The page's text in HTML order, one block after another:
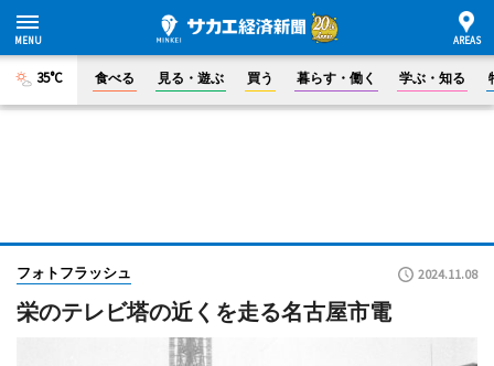
35°C 食べる 見る・遊ぶ 買う 暮らす・働く 学ぶ・知る
フォトフラッシュ 2024.11.08
栄のテレビ塔の近くを走る名古屋市電